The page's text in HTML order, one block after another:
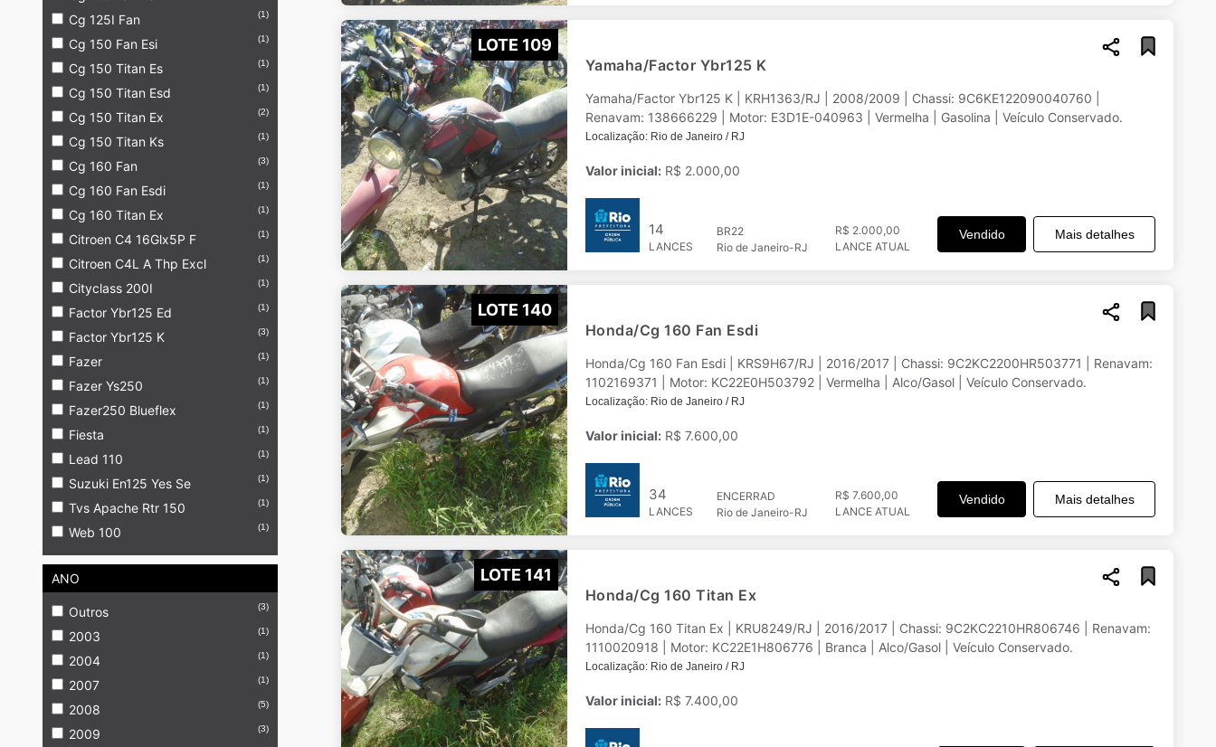
Cg 125I Fan (1)
Cg 150 Fan Esi (1)
Cg 150 Titan Es (1)
Cg 150 Titan Esd (1)
Cg 150 Titan Ex (2)
Cg 150 Titan Ks (1)
Cg 160 Fan (3)
Cg 160 Fan Esdi (1)
Cg 160 Titan Ex (1)
Citroen C4 16Glx5P F (1)
Citroen C4L A Thp Excl (1)
Cityclass 200I (1)
Factor Ybr125 Ed (1)
Factor Ybr125 K (3)
Fazer (1)
Fazer Ys250 (1)
Fazer250 Blueflex (1)
Fiesta (1)
Lead 110 (1)
Suzuki En125 Yes Se (1)
Tvs Apache Rtr 150 (1)
Web 100 (1)
ANO
Outros (3)
2003 (1)
2004 (1)
2007 (1)
2008 (5)
2009 (3)
LOTE 109
Yamaha/Factor Ybr125 K
Yamaha/Factor Ybr125 K | KRH1363/RJ | 2008/2009 | Chassi: 9C6KE122090040760 |
Renavam: 138666229 | Motor: E3D1E-040963 | Vermelha | Gasolina | Veículo Conservado.
Localização: Rio de Janeiro / RJ
Valor inicial: R$ 2.000,00
14
LANCES
BR22
Rio de Janeiro-RJ
R$ 2.000,00
LANCE ATUAL
Vendido Mais detalhes
LOTE 140
Honda/Cg 160 Fan Esdi
Honda/Cg 160 Fan Esdi | KRS9H67/RJ | 2016/2017 | Chassi: 9C2KC2200HR503771 | Renavam:
1102169371 | Motor: KC22E0H503792 | Vermelha | Alco/Gasol | Veículo Conservado.
Localização: Rio de Janeiro / RJ
Valor inicial: R$ 7.600,00
34
LANCES
ENCERRAD
Rio de Janeiro-RJ
R$ 7.600,00
LANCE ATUAL
Vendido Mais detalhes
LOTE 141
Honda/Cg 160 Titan Ex
Honda/Cg 160 Titan Ex | KRU8249/RJ | 2016/2017 | Chassi: 9C2KC2210HR806746 | Renavam:
1110020918 | Motor: KC22E1H806776 | Branca | Alco/Gasol | Veículo Conservado.
Localização: Rio de Janeiro / RJ
Valor inicial: R$ 7.400,00